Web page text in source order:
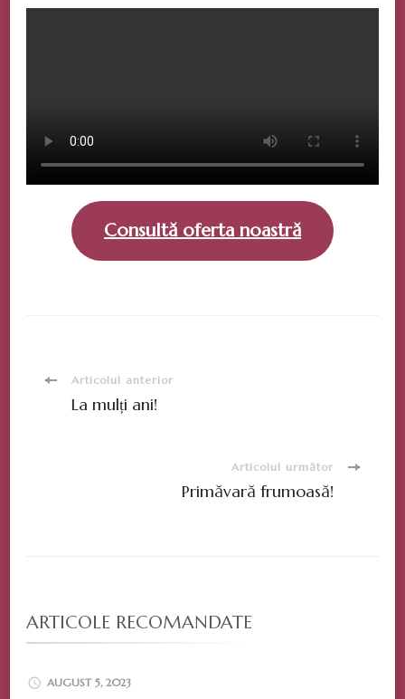
Consultă oferta noastră
Navigare
Articolul anterior
La mulți ani!
Articolul următor
Primăvară frumoasă!
ARTICOLE RECOMANDATE
AUGUST 5, 2023